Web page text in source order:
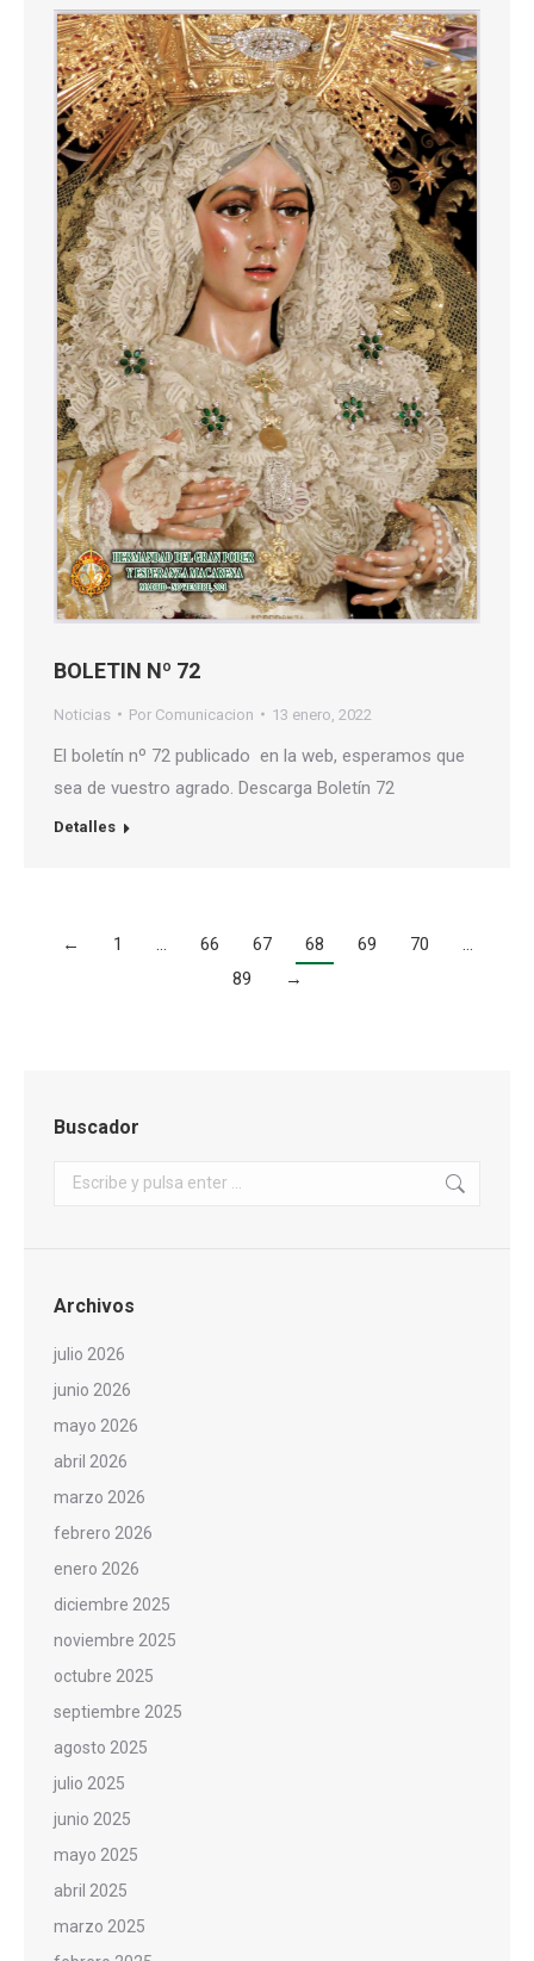
BOLETIN Nº 72
Noticias Por Comunicacion 13 enero, 2022
El boletín nº 72 publicado en la web, esperamos que
sea de vuestro agrado. Descarga Boletín 72
Detalles
← 1 … 66 67 68 69 70
…
89
→
Buscador
Buscar:
Archivos
julio 2026
junio 2026
mayo 2026
abril 2026
marzo 2026
febrero 2026
enero 2026
diciembre 2025
noviembre 2025
octubre 2025
septiembre 2025
agosto 2025
julio 2025
junio 2025
mayo 2025
abril 2025
marzo 2025